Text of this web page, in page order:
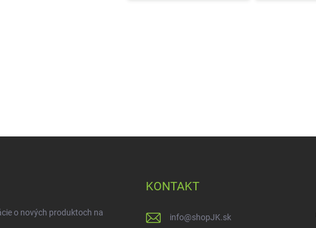
o nových produktoch na
KONTAKT
info@shopJK.sk